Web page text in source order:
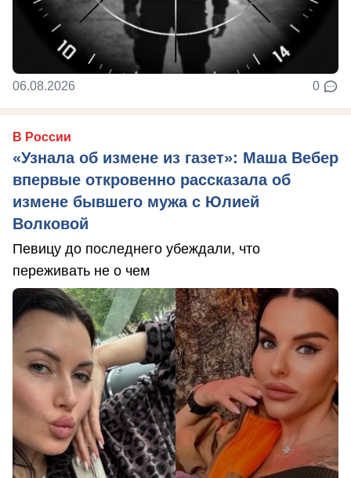
06.08.2026 0
В России
«Узнала об измене из газет»: Маша Вебер
впервые откровенно рассказала об
измене бывшего мужа с Юлией
Волковой
Певицу до последнего убеждали, что
переживать не о чем